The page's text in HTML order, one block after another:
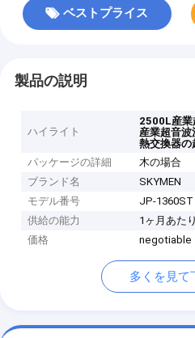
ベストプライス
製品の説明
ハイライト
2500L産業
産業超音
熱交換器の
パッケージの詳細
木の場合
ブランド名
SKYMEN
モデル番号
JP-1360ST
供給の能力
1ヶ月あた
価格
negotiable
多くを見て